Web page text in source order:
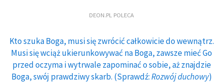
DEON.PL POLECA
Kto szuka Boga, musi się zwrócić całkowicie do wewnątrz.
Musi się wciąż ukierunkowywać na Boga, zawsze mieć Go
przed oczyma i wytrwale zapominać o sobie, aż znajdzie
Boga, swój prawdziwy skarb. (Sprawdź:Rozwój duchowy)